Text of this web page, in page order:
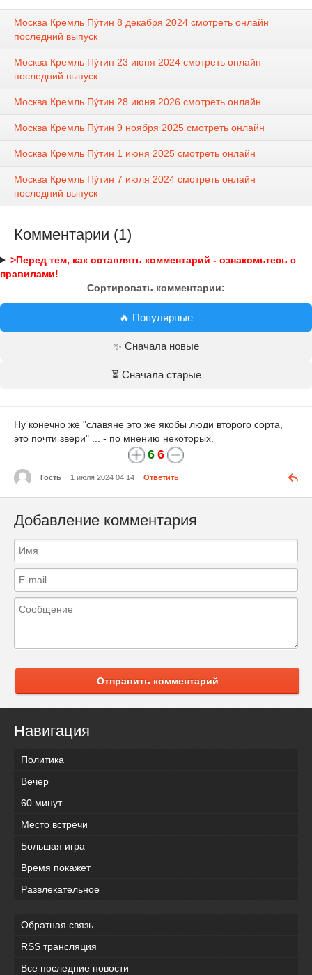
Москва Кремль Пýтин 8 декабря 2024 смотреть онлайн
последний выпуск
Москва Кремль Пýтин 23 июня 2024 смотреть онлайн
последний выпуск
Москва Кремль Пýтин 28 июня 2026 смотреть онлайн
Москва Кремль Пýтин 9 ноября 2025 смотреть онлайн
Москва Кремль Пýтин 1 июня 2025 смотреть онлайн
Москва Кремль Пýтин 7 июля 2024 смотреть онлайн
последний выпуск
Комментарии (1)
>Перед тем, как оставлять комментарий - ознакомьтесь с
правилами!
Сортировать комментарии:
🔥 Популярные
✨ Сначала новые
⏳ Сначала старые
Ну конечно же "славяне это же якобы люди второго сорта,
это почти звери" ... - по мнению некоторых.
6 6
Гость 1 июля 2024 04:14 Ответить
Добавление комментария
Отправить комментарий
Навигация
Политика
Вечер
60 минут
Место встречи
Большая игра
Время покажет
Развлекательное
Обратная связь
RSS трансляция
Все последние новости